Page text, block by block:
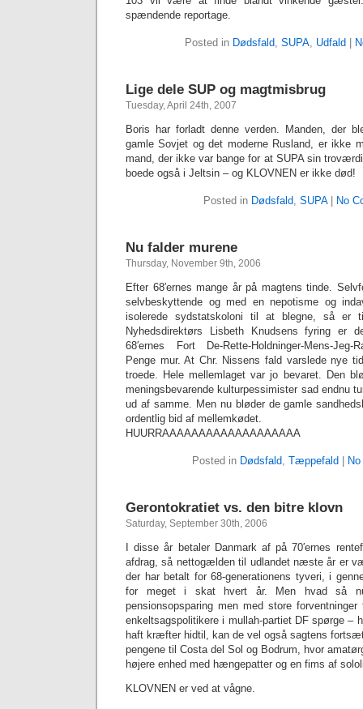
spændende reportage.
Posted in Dødsfald, SUPA, Udfald
Lige dele SUP og magtmisbrug
Tuesday, April 24th, 2007
Boris har forladt denne verden. Manden, der
gamle Sovjet og det moderne Rusland, er ikke
mand, der ikke var bange for at SUPA sin
boede også i Jeltsin – og KLOVNEN er ikke død!
Posted in Dødsfald, SUPA| No
Nu falder murene
Thursday, November 9th, 2006
Efter 68′ernes mange år på magtens tinde.
selvbeskyttende og med en nepotisme og
isolerede sydstatskoloni til at blegne, så er
Nyhedsdirektørs Lisbeth Knudsens fyring er
68′ernes Fort De-Rette-Holdninger-Mens-Jeg-
Penge mur. At Chr. Nissens fald varslede nye
troede. Hele mellemlaget var jo bevaret. Den
meningsbevarende kulturpessimister sad endnu
ud af samme. Men nu bløder de gamle
ordentlig bid af mellemkødet.
HUURRAAAAAAAAAAAAAAAAAAA
Posted in Dødsfald, Tæppefald
Gerontokratiet vs. den bitre klovn
Saturday, September 30th, 2006
I disse år betaler Danmark af på 70′ernes
afdrag, så nettogælden til udlandet næste år er
der har betalt for 68-generationens tyveri, i
for meget i skat hvert år. Men hvad så
pensionsopsparing men med store
enkeltsagspolitikere i mullah-partiet DF spørge –
haft kræfter hidtil, kan de vel også sagtens
pengene til Costa del Sol og Bodrum, hvor
højere enhed med hængepatter og en fims af
KLOVNEN er ved at vågne.